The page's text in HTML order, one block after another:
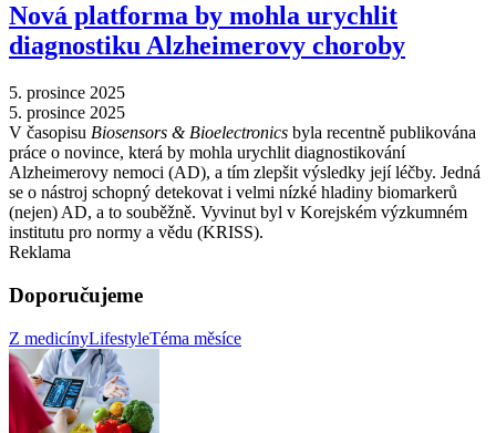
Nová platforma by mohla urychlit
diagnostiku Alzheimerovy choroby
5. prosince 2025
5. prosince 2025
V časopisu Biosensors & Bioelectronics byla recentně publikována
práce o novince, která by mohla urychlit diagnostikování
Alzheimerovy nemoci (AD), a tím zlepšit výsledky její léčby. Jedná
se o nástroj schopný detekovat i velmi nízké hladiny biomarkerů
(nejen) AD, a to souběžně. Vyvinut byl v Korejském výzkumném
institutu pro normy a vědu (KRISS).
Reklama
Doporučujeme
Z medicínyLifestyleTéma měsíce